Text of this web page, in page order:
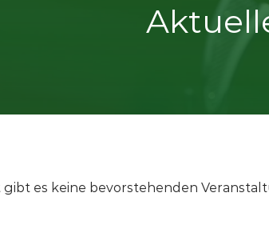
gibt es keine bevorstehenden